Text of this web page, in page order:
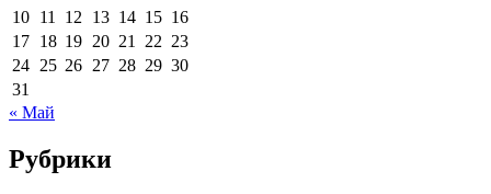
10 11 12 13 14 15 16
17 18 19 20 21 22 23
24 25 26 27 28 29 30
31
« Май
Рубрики